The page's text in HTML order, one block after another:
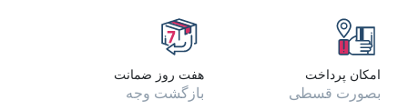
امکان پرداخت
بصورت قسطی
هفت روز ضمانت
بازگشت وجه